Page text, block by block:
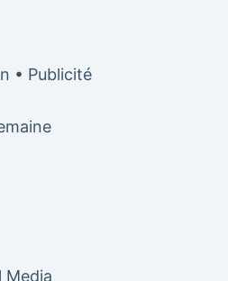
• Publicité
Media